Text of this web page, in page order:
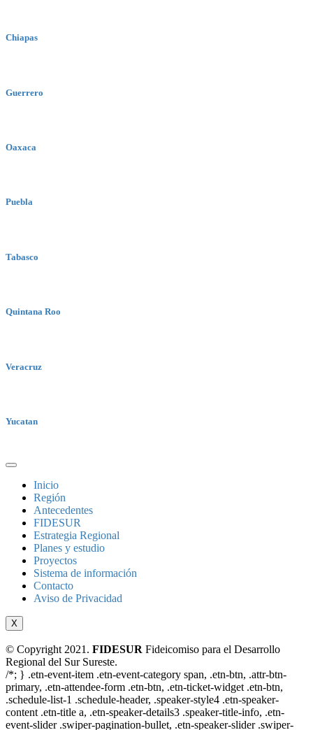
Chiapas
Guerrero
Oaxaca
Puebla
Tabasco
Quintana Roo
Veracruz
Yucatan
Inicio
Región
Antecedentes
FIDESUR
Estrategia Regional
Planes y estudio
Proyectos
Sistema de información
Contacto
Aviso de Privacidad
X
© Copyright 2021. FIDESUR Fideicomiso para el Desarrollo
Regional del Sur Sureste.
/*; } .etn-event-item .etn-event-category span, .etn-btn, .attr-btn-
primary, .etn-attendee-form .etn-btn, .etn-ticket-widget .etn-btn,
.schedule-list-1 .schedule-header, .speaker-style4 .etn-speaker-
content .etn-title a, .etn-speaker-details3 .speaker-title-info, .etn-
event-slider .swiper-pagination-bullet, .etn-speaker-slider .swiper-